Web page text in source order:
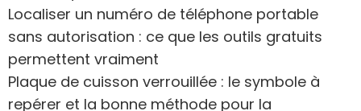
Localiser un numéro de téléphone portable
sans autorisation : ce que les outils gratuits
permettent vraiment
Plaque de cuisson verrouillée : le symbole à
repérer et la bonne méthode pour la